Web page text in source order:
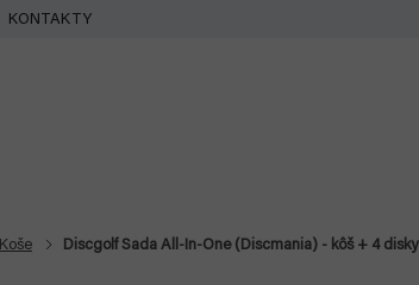
KONTAKTY
Koše Discgolf Sada All-In-One (Discmania) - kôš + 4 disky